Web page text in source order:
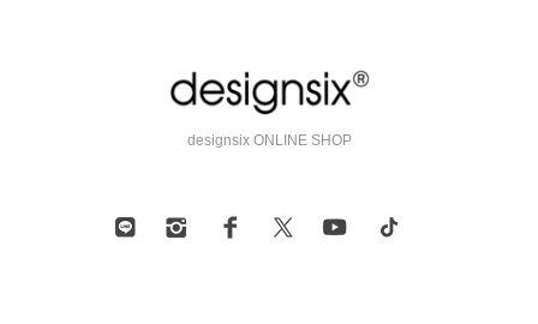
designsix ONLINE SHOP